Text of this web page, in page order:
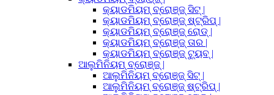
କ୍ୟାଡମିୟମ୍ ବ୍ରୋଞ୍ଜ୍ ସିଟ୍ |
କ୍ୟାଡମିୟମ୍ ବ୍ରୋଞ୍ଜ୍ ଷ୍ଟ୍ରିପ୍ |
କ୍ୟାଡମିୟମ୍ ବ୍ରୋଞ୍ଜ୍ ରୋଡ୍ |
କ୍ୟାଡମିୟମ୍ ବ୍ରୋଞ୍ଜ୍ ତାର |
କ୍ୟାଡମିୟମ୍ ବ୍ରୋଞ୍ଜ୍ ଟ୍ୟୁବ୍ |
ଆଲୁମିନିୟମ୍ ବ୍ରୋଞ୍ଜ୍ |
ଆଲୁମିନିୟମ୍ ବ୍ରୋଞ୍ଜ୍ ସିଟ୍ |
ଆଲୁମିନିୟମ୍ ବ୍ରୋଞ୍ଜ୍ ଷ୍ଟ୍ରିପ୍ |